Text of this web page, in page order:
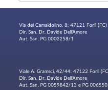
Via del Camaldolino, 8; 47121 Forlì (FC)
Dir. San. Dr. Davide Dell'Amore
Aut. San. PG 0003258/1
Viale A. Gramsci, 42/44; 47122 Forlì
Dir. San. Dr. Davide Dell'Amore
Aut. San. PG 0059842/13 e PG